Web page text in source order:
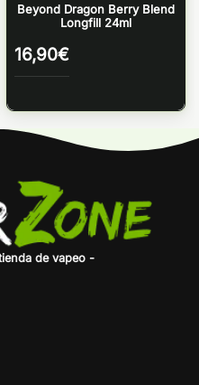
Beyond Dragon Berry Blend
Longfill 24ml
16,90€
de vapeo -